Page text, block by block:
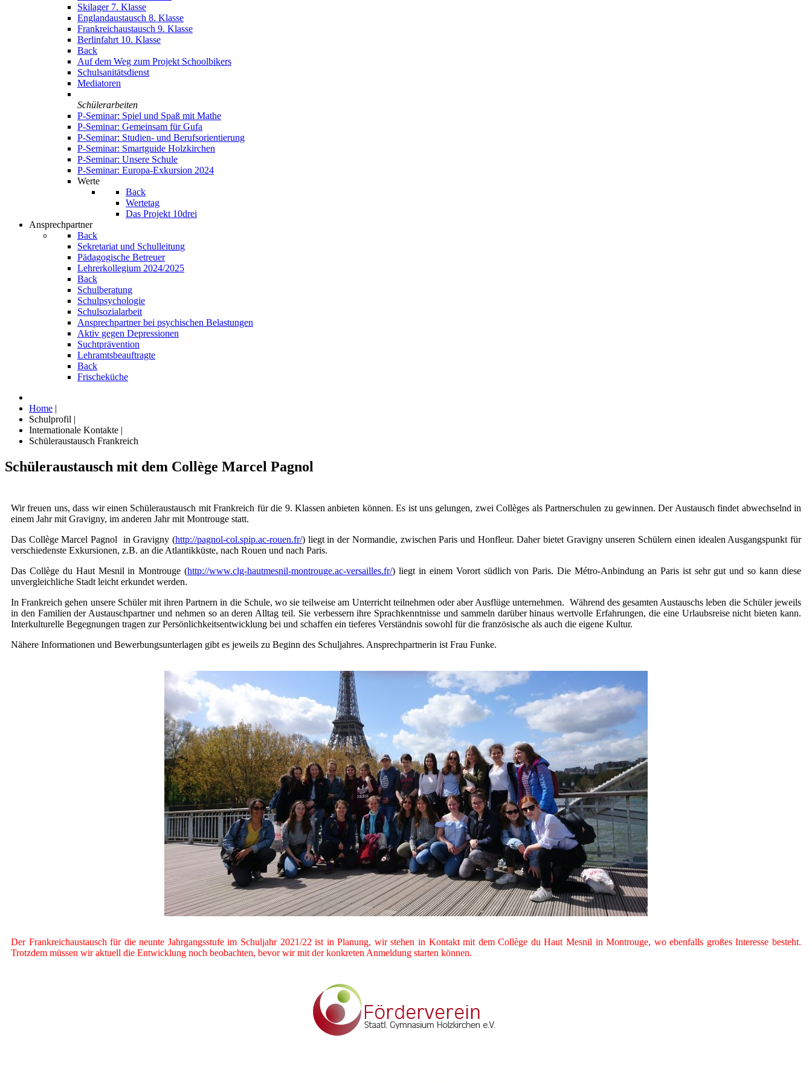
Skilager 7. Klasse
Englandaustausch 8. Klasse
Frankreichaustausch 9. Klasse
Berlinfahrt 10. Klasse
Back
Auf dem Weg zum Projekt Schoolbikers
Schulsanitätsdienst
Mediatoren
Schülerarbeiten
P-Seminar: Spiel und Spaß mit Mathe
P-Seminar: Gemeinsam für Gufa
P-Seminar: Studien- und Berufsorientierung
P-Seminar: Smartguide Holzkirchen
P-Seminar: Unsere Schule
P-Seminar: Europa-Exkursion 2024
Werte
Back
Wertetag
Das Projekt 10drei
Ansprechpartner
Back
Sekretariat und Schulleitung
Pädagogische Betreuer
Lehrerkollegium 2024/2025
Back
Schulberatung
Schulpsychologie
Schulsozialarbeit
Ansprechpartner bei psychischen Belastungen
Aktiv gegen Depressionen
Suchtprävention
Lehramtsbeauftragte
Back
Frischeküche
Home |
Schulprofil |
Internationale Kontakte |
Schüleraustausch Frankreich
Schüleraustausch mit dem Collège Marcel Pagnol
Wir freuen uns, dass wir einen Schüleraustausch mit Frankreich für die 9. Klassen anbieten können. Es ist uns gelungen, zwei Collèges als Partnerschulen zu gewinnen. Der Austausch findet abwechselnd in
einem Jahr mit Gravigny, im anderen Jahr mit Montrouge statt.
Das Collège Marcel Pagnol in Gravigny (http://pagnol-col.spip.ac-rouen.fr/) liegt in der Normandie, zwischen Paris und Honfleur. Daher bietet Gravigny unseren Schülern einen idealen Ausgangspunkt für
verschiedenste Exkursionen, z.B. an die Atlantikküste, nach Rouen und nach Paris.
Das Collège du Haut Mesnil in Montrouge (http://www.clg-hautmesnil-montrouge.ac-versailles.fr/) liegt in einem Vorort südlich von Paris. Die Métro-Anbindung an Paris ist sehr gut und so kann diese
unvergleichliche Stadt leicht erkundet werden.
In Frankreich gehen unsere Schüler mit ihren Partnern in die Schule, wo sie teilweise am Unterricht teilnehmen oder aber Ausflüge unternehmen. Während des gesamten Austauschs leben die Schüler jeweils
in den Familien der Austauschpartner und nehmen so an deren Alltag teil. Sie verbessern ihre Sprachkenntnisse und sammeln darüber hinaus wertvolle Erfahrungen, die eine Urlaubsreise nicht bieten kann.
Interkulturelle Begegnungen tragen zur Persönlichkeitsentwicklung bei und schaffen ein tieferes Verständnis sowohl für die französische als auch die eigene Kultur.
Nähere Informationen und Bewerbungsunterlagen gibt es jeweils zu Beginn des Schuljahres. Ansprechpartnerin ist Frau Funke.
Der Frankreichaustausch für die neunte Jahrgangsstufe im Schuljahr 2021/22 ist in Planung, wir stehen in Kontakt mit dem Collège du Haut Mesnil in Montrouge, wo ebenfalls großes Interesse besteht.
Trotzdem müssen wir aktuell die Entwicklung noch beobachten, bevor wir mit der konkreten Anmeldung starten können.